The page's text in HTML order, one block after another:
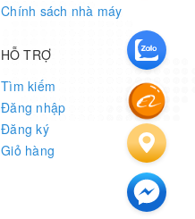
Chính sách nhà máy
HỖ TRỢ
Tìm kiếm
Đăng nhập
Đăng ký
Giỏ hàng